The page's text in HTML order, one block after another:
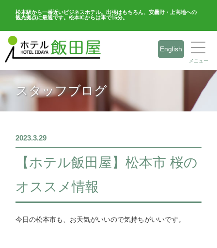
松本駅から一番近いビジネスホテル。出張はもちろん、安曇野・上高地への
観光拠点に最適です。松本ICからは車で15分。
English
メニュー
スタッフブログ
2023.3.29
【ホテル飯田屋】松本市 桜の
オススメ情報
今日の松本市も、お天気がいいので気持ちがいいです。